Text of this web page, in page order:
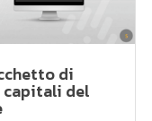
di
del